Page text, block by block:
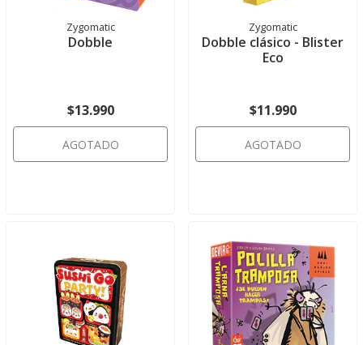
Zygomatic
Dobble
$13.990
AGOTADO
Zygomatic
Dobble clásico - Blister
Eco
$11.990
AGOTADO